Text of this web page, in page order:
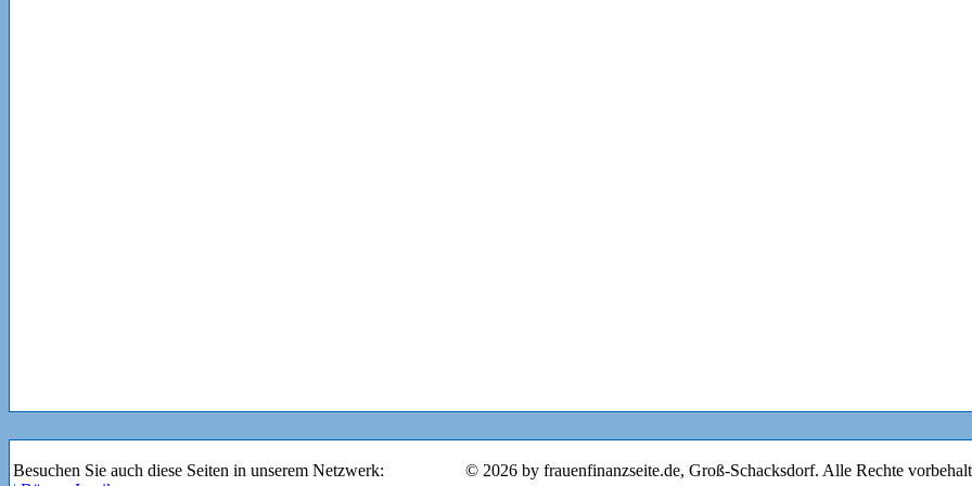
Besuchen Sie auch diese Seiten in unserem Netzwerk:
© 2026 by frauenfinanzseite.de, Groß-Schacksdorf. Alle Rechte